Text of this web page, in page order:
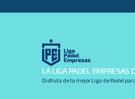
LA LIGA PADEL EMPRESAS
Disfruta de la mejor Liga de Padel